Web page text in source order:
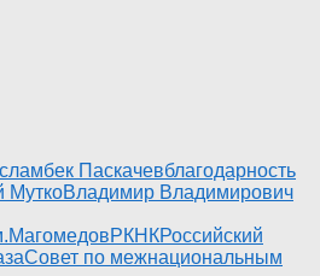
Паскачевблагодарность
МуткоВладимир Владимирович
РКНКРоссийский
Совет по межнациональным